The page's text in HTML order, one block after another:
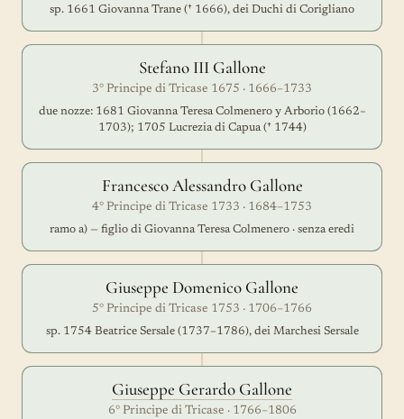
sp. 1661 Giovanna Trane († 1666), dei Duchi di Corigliano
Stefano III Gallone
3° Principe di Tricase 1675 · 1666–1733
due nozze: 1681 Giovanna Teresa Colmenero y Arborio (1662–
1703); 1705 Lucrezia di Capua († 1744)
Francesco Alessandro Gallone
4° Principe di Tricase 1733 · 1684–1753
ramo a) — figlio di Giovanna Teresa Colmenero · senza eredi
Giuseppe Domenico Gallone
5° Principe di Tricase 1753 · 1706–1766
sp. 1754 Beatrice Sersale (1737–1786), dei Marchesi Sersale
Giuseppe Gerardo Gallone
6° Principe di Tricase · 1766–1806